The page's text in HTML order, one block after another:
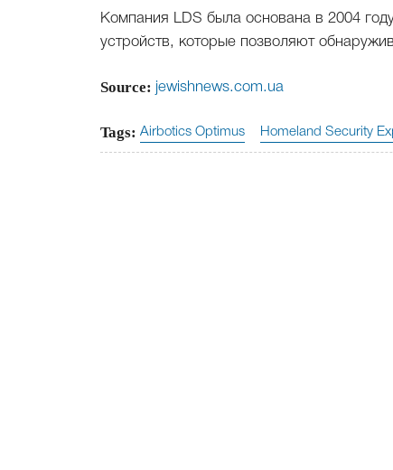
Компания LDS была основана в 2004
устройств, которые позволяют
Source: jewishnews.com.ua
Tags: Airbotics Optimus Homeland Security